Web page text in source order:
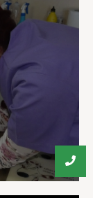
general.
de tu
mascota.
precoz.
vacunales.
y
pasaportes.